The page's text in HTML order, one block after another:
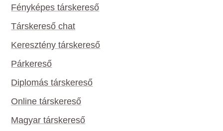
Fényképes társkereső
Társkereső chat
Keresztény társkereső
Párkereső
Diplomás társkereső
Online társkereső
Magyar társkereső